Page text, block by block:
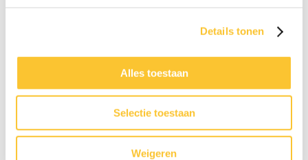
Details tonen
Alles toestaan
Selectie toestaan
Weigeren
april 2023
november 2022
september 2022